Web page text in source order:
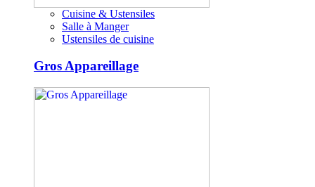
Cuisine & Ustensiles
Salle à Manger
Ustensiles de cuisine
Gros Appareillage